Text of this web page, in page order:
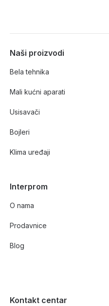
Naši proizvodi
Bela tehnika
Mali kućni aparati
Usisavači
Bojleri
Klima uređaji
Interprom
O nama
Prodavnice
Blog
Kontakt centar